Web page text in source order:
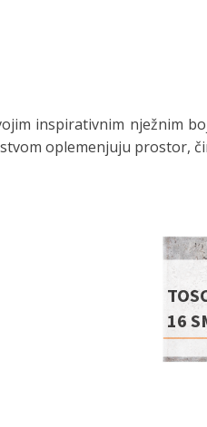
inspirativnim nježnim
oplemenjuju prostor,
16